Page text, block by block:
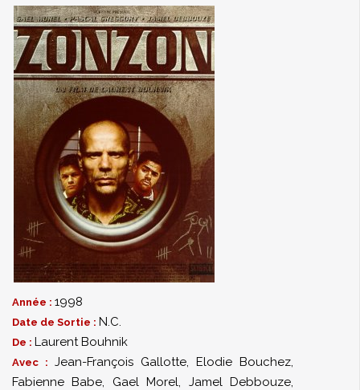
Année : 1998
Date de Sortie : N.C.
De : Laurent Bouhnik
Avec : Jean-François Gallotte, Elodie Bouchez,
Fabienne Babe, Gael Morel, Jamel Debbouze,